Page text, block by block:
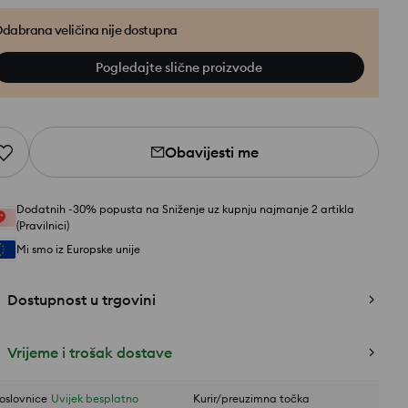
veličina nije dostupna
Pogledajte slične proizvode
Obavijesti me
Dodatnih -30% popusta na Sniženje uz kupnju najmanje 2 artikla
(Pravilnici)
Mi smo iz Europske unije
Dostupnost u trgovini
Vrijeme i trošak dostave
Uvijek besplatno Kurir/preuzimna točka